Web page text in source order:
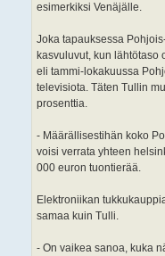
esimerkiksi Venäjälle.
Joka tapauksessa
kasvuluvut, kun
eli tammi-lokakuussa
televisiota. Täten Tullin
prosenttia.
- Määrällisestihän koko
voisi verrata yhteen
000 euron tuontierää.
Elektroniikan
samaa kuin Tulli.
- On vaikea sanoa, kuka